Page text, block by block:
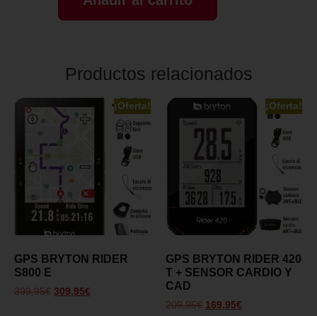
Productos relacionados
¡Oferta!
GPS BRYTON RIDER
S800 E
399,95€ 309,95€
¡Oferta!
GPS BRYTON RIDER 420
T + SENSOR CARDIO Y
CAD
209,95€ 169,95€